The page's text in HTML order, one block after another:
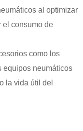
al optimizar
el consumo de
como los
equipos neumáticos
la vida útil del